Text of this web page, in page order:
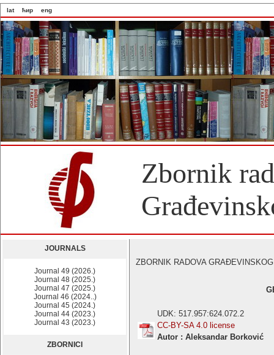
lat ћир eng
Zbornik
JOURNALS
Journal 49 (2026.)
Journal 48 (2025.)
Journal 47 (2025.)
Journal 46 (2024..)
Journal 45 (2024.)
Journal 44 (2023.)
Journal 43 (2023.)
ZBORNICI
ZBORNIK RADOVA
UDK: 517.957:624.072.2
CC-BY-SA 4.0 license
Autor : Aleksandar Borković